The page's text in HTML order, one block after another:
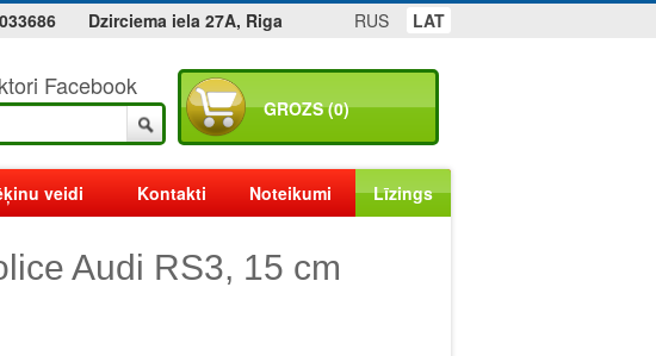
Dzirciema iela 27A, Riga LAT
RUS
Facebook
GROZS (0)
veidi Kontakti Noteikumi Līzings
Audi RS3, 15 cm